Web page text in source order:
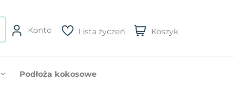
Konto Lista życzeń Koszyk
Podłoża kokosowe